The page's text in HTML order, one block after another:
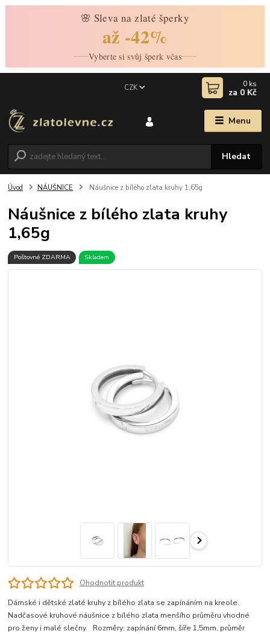
🌸 Sleva na zlaté šperky
až -42%
Vyberte si svůj šperk včas
Menu
CZK
Hledat
0 ks
za 0 Kč
Úvod NÁUŠNICE Náušnice z bílého zlata kruhy 1,65g
Náušnice z bílého zlata kruhy
1,65g
Poštovné ZDARMA Skladem
Ohodnotit produkt
Dámské i dětské zlaté kruhy z bílého zlata se zapínáním na kreole.
Nadčasové kruhové náušnice z bílého zlata menšího průměru vhodné
pro ženy i malé slečny. Rozměry: zapínání 6mm, šíře 1,5mm, průměr